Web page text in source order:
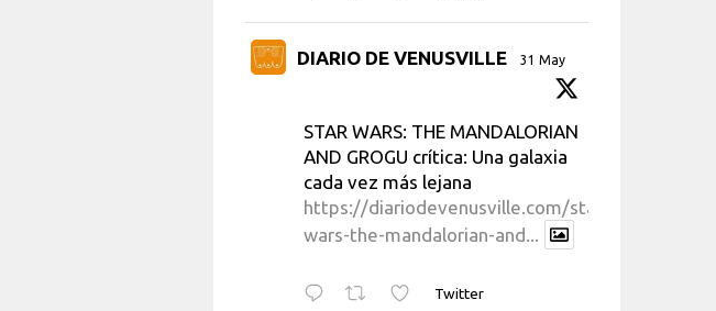
DIARIO DE VENUSVILLE 31 May
STAR WARS: THE MANDALORIAN
AND GROGU crítica: Una galaxia
cada vez más lejana
https://diariodevenusville.com/star-
wars-the-mandalorian-and...
Twitter